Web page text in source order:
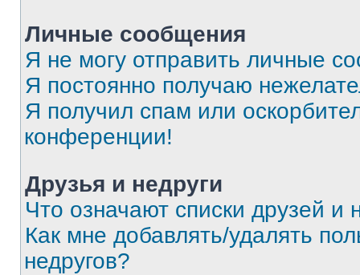
Личные сообщения
Я не могу отправить личные
Я постоянно получаю
Я получил спам или
конференции!
Друзья и недруги
Что означают списки друзей и
Как мне добавлять/удалять
недругов?